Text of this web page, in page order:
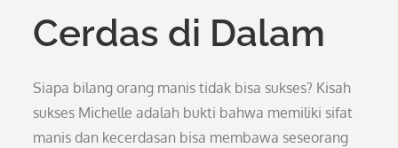
Cerdas di Dalam
Siapa bilang orang manis tidak bisa sukses? Kisah
sukses Michelle adalah bukti bahwa memiliki sifat
manis dan kecerdasan bisa membawa seseorang